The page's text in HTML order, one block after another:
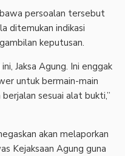
persoalan tersebut
ditemukan indikasi
keputusan.
Jaksa Agung. Ini enggak
untuk bermain-main
sesuai alat bukti,”
akan melaporkan
Kejaksaan Agung guna